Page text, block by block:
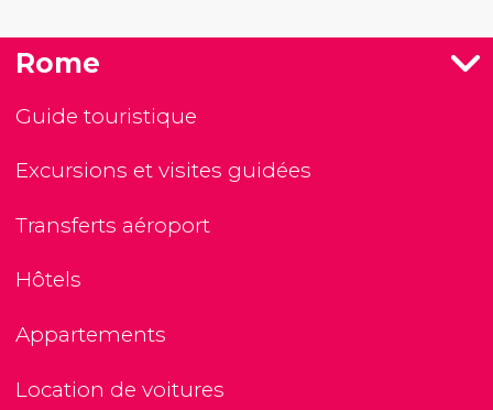
Rome
Guide touristique
Excursions et visites guidées
Transferts aéroport
Hôtels
Appartements
Location de voitures